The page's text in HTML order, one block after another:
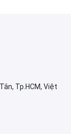
Tp.HCM, Việt